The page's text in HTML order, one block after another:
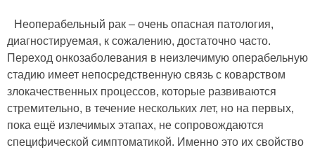
Неоперабельный рак – очень опасная патология,
диагностируемая, к сожалению, достаточно часто.
Переход онкозаболевания в неизлечимую операбельную
стадию имеет непосредственную связь с коварством
злокачественных процессов, которые развиваются
стремительно, в течение нескольких лет, но на первых,
пока ещё излечимых этапах, не сопровождаются
специфической симптоматикой. Именно это их свойство